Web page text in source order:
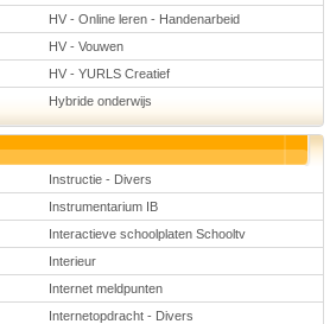
HV - Online leren - Handenarbeid
HV - Vouwen
HV - YURLS Creatief
Hybride onderwijs
Instructie - Divers
Instrumentarium IB
Interactieve schoolplaten Schooltv
Interieur
Internet meldpunten
Internetopdracht - Divers